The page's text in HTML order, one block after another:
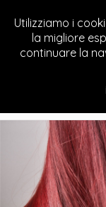
Utilizziamo i
la migliore
continuare la